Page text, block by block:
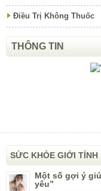
Điều Trị Không Thuốc
THÔNG TIN
SỨC KHỎE GIỚI TÍNH
Một số gợi ý
yêu”